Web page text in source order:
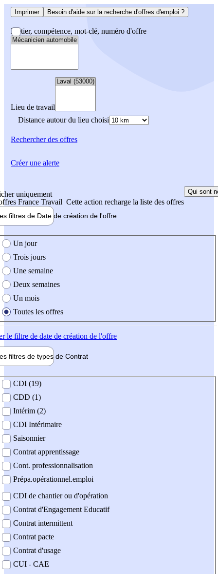
Imprimer Besoin d'aide sur la recherche d'offres d'emploi ?
Métier, compétence, mot-clé, numéro d'offre
Lieu de travail
Distance autour du lieu choisi
Rechercherdes offres
uniquement
France Travail Cette action recharge la liste des offres
Qui sont
filtres de Date de création de l'offre
création de l'offre
Un jour
Trois jours
Une semaine
Deux semaines
Un mois
Toutes les offres
le filtre de date de création de l'offre
filtres de types de Contrat
contrat
CDI (19)
CDD (1)
Intérim (2)
CDI Intérimaire
Saisonnier
Contrat apprentissage
Cont. professionnalisation
Prépa.opérationnel.emploi
CDI de chantier ou d'opération
Contrat d'Engagement Educatif
Contrat intermittent
Contrat pacte
Contrat d'usage
CUI - CAE
Créer une alerte